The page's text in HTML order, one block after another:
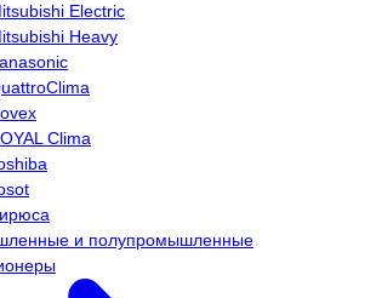
Electric
Heavy
Clima
и полупромышленные